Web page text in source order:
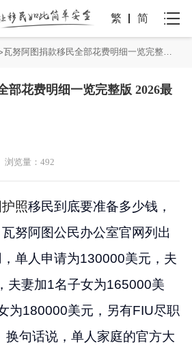
繁 简
瓦努阿图捐款移民全部花费明细一览完整版 2026最新版
部花费明细一览完整版 2026最
浏览量： 492
护照移民到底要准备多少钱，
努阿图公民办公室官网列出
单人申请为130000美元，夫
夫妻加1名子女为165000美
为180000美元，另有FIU尽职
换句话说，单人家庭的官方大